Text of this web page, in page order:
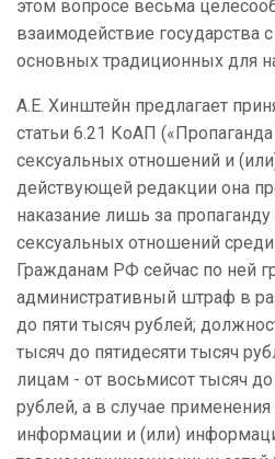
этом вопросе весьма
взаимодействие государства
основных традиционных для
А.Е. Хинштейн предлагает
статьи 6.21 КоАП
сексуальных отношений и
действующей редакции она
наказание лишь за
сексуальных отношений
Гражданам РФ сейчас по ней
административный штраф в
до пяти тысяч рублей;
тысяч до пятидесяти тысяч
лицам - от восьмисот тысяч
рублей, а в случае
информации и (или)